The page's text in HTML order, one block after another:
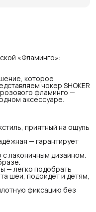
«Фламинго»:
которое
чокер SHOKER
фламинго —
аксессуаре.
приятный на ощупь
— гарантирует
лаконичным дизайном.
— легко подобрать
шеи, подойдёт и детям,
фиксацию без